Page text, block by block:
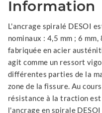
Information
L'ancrage spiralé DESOI
nominaux : 4,5 mm ; 6
fabriquée en acier
agit comme un ressort
différentes parties de la
zone de la fissure. Au
résistance à la traction
l'ancrage en spirale